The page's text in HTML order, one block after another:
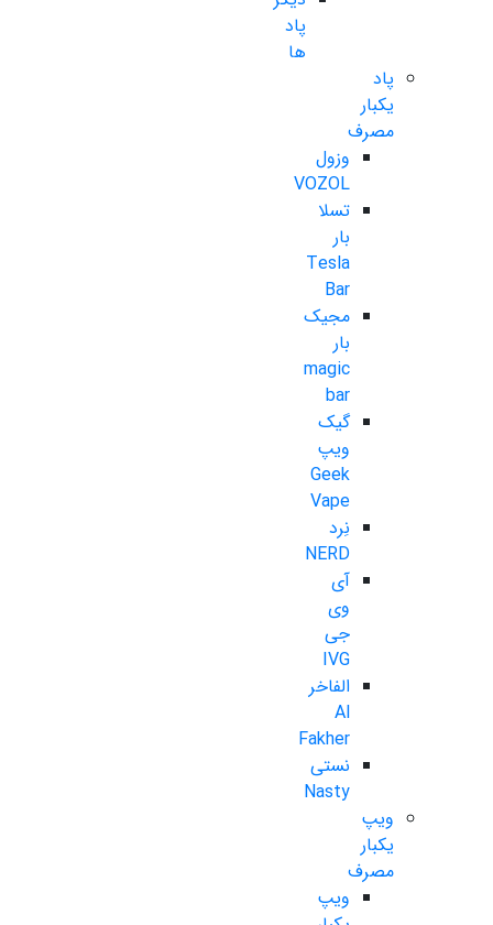
پاد
ها
پاد
یکبار
مصرف
وزول
VOZOL
تسلا
بار
Tesla
Bar
مجیک
بار
magic
bar
گیک
ویپ
Geek
Vape
نِرد
NERD
آی
وی
جی
IVG
الفاخر
Al
Fakher
نستی
Nasty
ویپ
یکبار
مصرف
ویپ